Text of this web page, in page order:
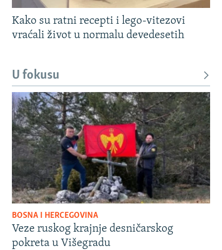
Kako su ratni recepti i lego-vitezovi
vraćali život u normalu devedesetih
U fokusu
BOSNA I HERCEGOVINA
Veze ruskog krajnje desničarskog
pokreta u Višegradu